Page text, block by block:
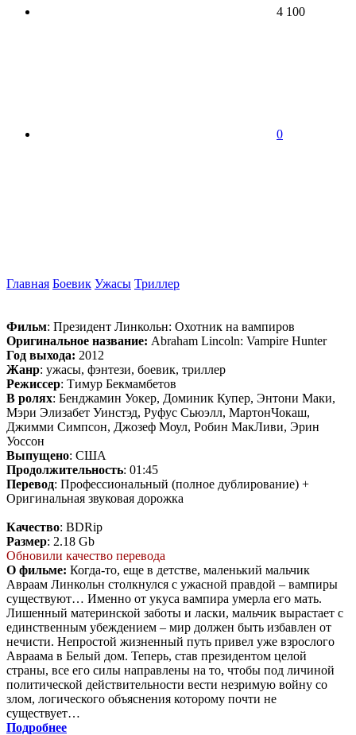
4 100
0
Главная Боевик Ужасы Триллер
Фильм: Президент Линкольн: Охотник на вампиров
Оригинальное название: Abraham Lincoln: Vampire Hunter
Год выхода: 2012
Жанр: ужасы, фэнтези, боевик, триллер
Режиссер: Тимур Бекмамбетов
В ролях: Бенджамин Уокер, Доминик Купер, Энтони Маки,
Мэри Элизабет Уинстэд, Руфус Сьюэлл, МартонЧокаш,
Джимми Симпсон, Джозеф Моул, Робин МакЛиви, Эрин
Уоссон
Выпущено: США
Продолжительность: 01:45
Перевод: Профессиональный (полное дублирование) +
Оригинальная звуковая дорожка
Качество: BDRip
Размер: 2.18 Gb
Обновили качество перевода
О фильме: Когда-то, еще в детстве, маленький мальчик
Авраам Линкольн столкнулся с ужасной правдой – вампиры
существуют… Именно от укуса вампира умерла его мать.
Лишенный материнской заботы и ласки, мальчик вырастает с
единственным убеждением – мир должен быть избавлен от
нечисти. Непростой жизненный путь привел уже взрослого
Авраама в Белый дом. Теперь, став президентом целой
страны, все его силы направлены на то, чтобы под личиной
политической действительности вести незримую войну со
злом, логического объяснения которому почти не
существует…
Подробнее